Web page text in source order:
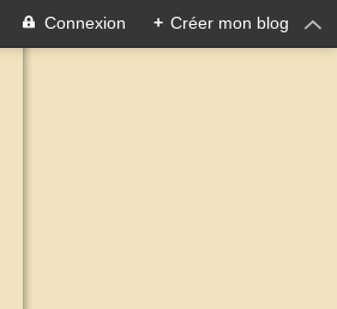
Connexion + Créer mon blog